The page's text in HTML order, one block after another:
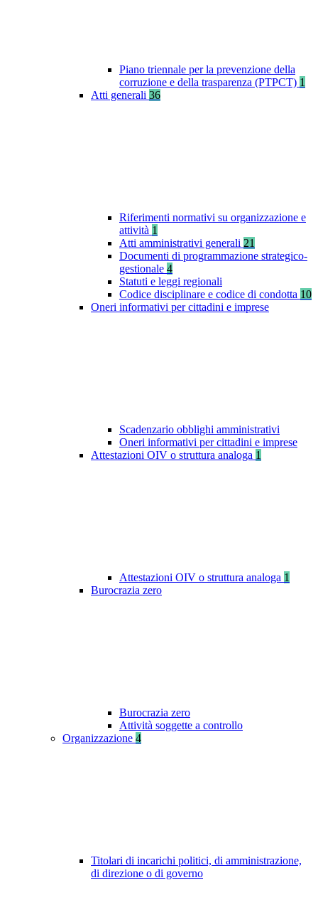
Piano triennale per la prevenzione della
corruzione e della trasparenza (PTPCT) 1
Atti generali 36
Riferimenti normativi su organizzazione e
attività 1
Atti amministrativi generali 21
Documenti di programmazione strategico-
gestionale 4
Statuti e leggi regionali
Codice disciplinare e codice di condotta 10
Oneri informativi per cittadini e imprese
Scadenzario obblighi amministrativi
Oneri informativi per cittadini e imprese
Attestazioni OIV o struttura analoga 1
Attestazioni OIV o struttura analoga 1
Burocrazia zero
Burocrazia zero
Attività soggette a controllo
Organizzazione 4
Titolari di incarichi politici, di amministrazione,
di direzione o di governo